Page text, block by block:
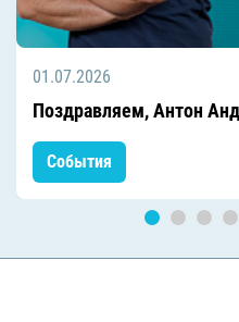
01.07.2026
Поздравляем, Антон
События